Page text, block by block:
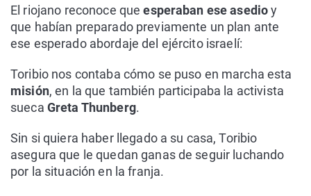
El riojano reconoce queesperaban ese asedioy
que habían preparado previamente un plan ante
ese esperado abordaje del ejército israelí:
Toribio nos contaba cómo se puso en marcha esta
misión, en la que también participaba la activista
sueca Greta Thunberg.
Sin si quiera haber llegado a su casa, Toribio
asegura que le quedan ganas de seguir luchando
por la situación en la franja.